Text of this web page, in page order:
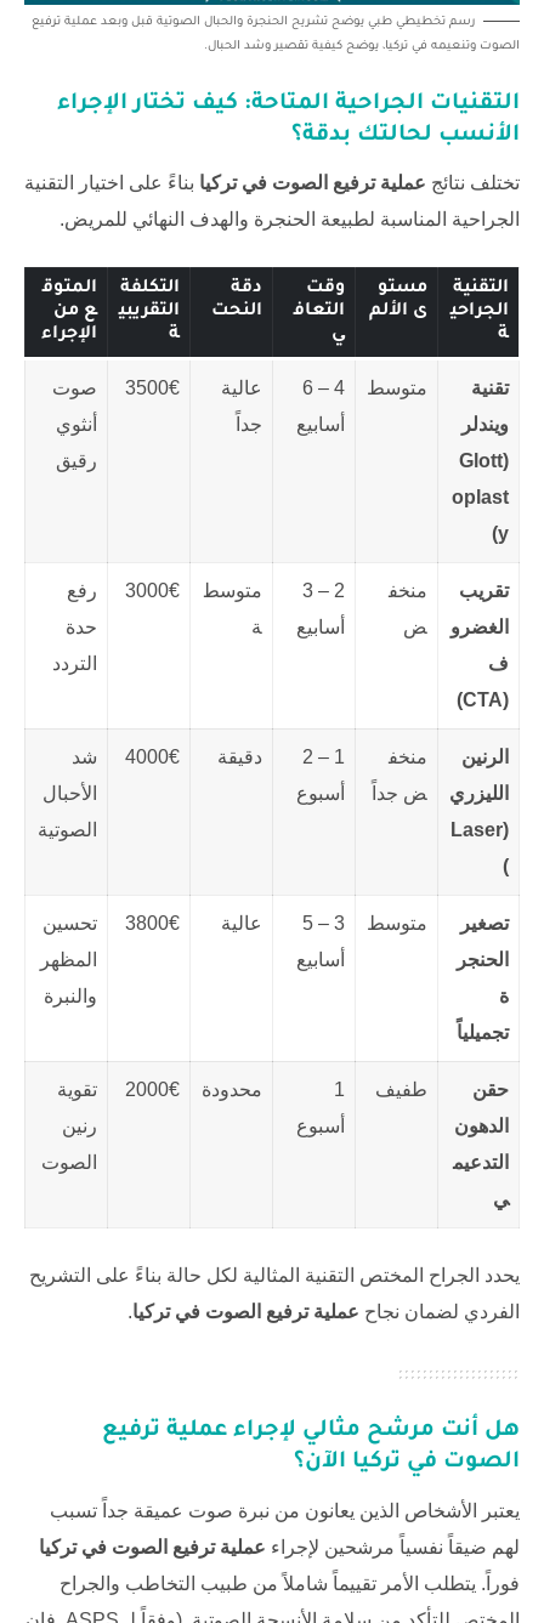
رسم تخطيطي طبي يوضح تشريح الحنجرة والحبال الصوتية قبل وبعد عملية ترفيع
الصوت وتنعيمه في تركيا، يوضح كيفية تقصير وشد الحبال.
التقنيات الجراحية المتاحة: كيف تختار الإجراء
الأنسب لحالتك بدقة؟
تختلف نتائج عملية ترفيع الصوت في تركيا بناءً على اختيار التقنية
الجراحية المناسبة لطبيعة الحنجرة والهدف النهائي للمريض.
التقنية
الجراحي
ة
مستو
ى الألم
وقت
التعاف
ي
دقة
النحت
التكلفة
التقريبي
ة
المتوق
ع من
الإجراء
تقنية
ويندلر
(Glott
oplast
y)
متوسط
4 – 6
أسابيع
عالية
جداً
3500€
صوت
أنثوي
رقيق
تقريب
الغضرو
ف
(CTA)
منخف
ض
2 – 3
أسابيع
متوسط
ة
3000€
رفع
حدة
التردد
الرنين
الليزري
(Laser
)
منخف
ض جداً
1 – 2
أسبوع
دقيقة 4000€
شد
الأحبال
الصوتية
تصغير
الحنجر
ة
تجميلياً
متوسط
3 – 5
أسابيع
عالية 3800€
تحسين
المظهر
والنبرة
حقن
الدهون
التدعيم
ي
طفيف
1
أسبوع
محدودة 2000€
تقوية
رنين
الصوت
يحدد الجراح المختص التقنية المثالية لكل حالة بناءً على التشريح
الفردي لضمان نجاح عملية ترفيع الصوت في تركيا.
هل أنت مرشح مثالي لإجراء عملية ترفيع
الصوت في تركيا الآن؟
يعتبر الأشخاص الذين يعانون من نبرة صوت عميقة جداً تسبب
لهم ضيقاً نفسياً مرشحين لإجراء عملية ترفيع الصوت في تركيا
فوراً. يتطلب الأمر تقييماً شاملاً من طبيب التخاطب والجراح